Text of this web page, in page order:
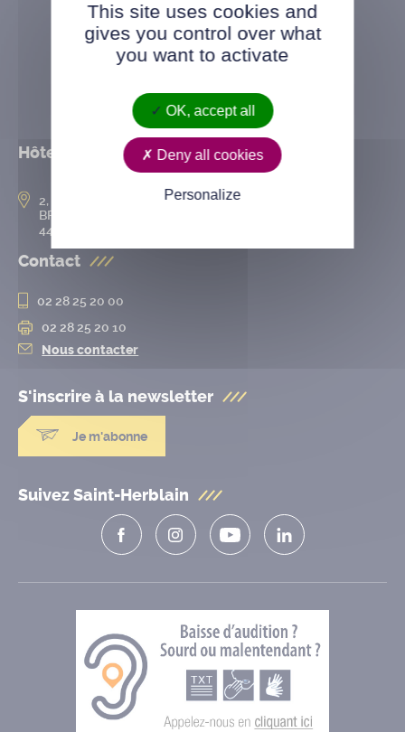
Hôtel de ville
2, rue de l’Hôtel-de-Ville
BP 50167
44802 Saint-Herblain cedex
Contact
02 28 25 20 00
02 28 25 20 10
Nous contacter
S'inscrire à la newsletter
Je m'abonne
Suivez Saint-Herblain
This site uses cookies and
gives you control over what
you want to activate
OK, accept all
Deny all cookies
Personalize